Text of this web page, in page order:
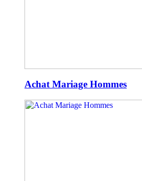
Achat Mariage Hommes